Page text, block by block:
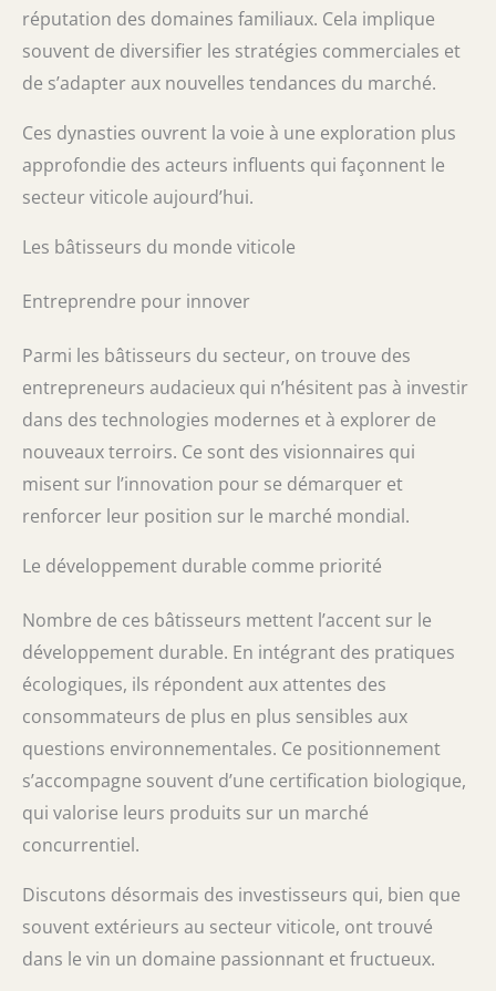
réputation des domaines familiaux. Cela implique
souvent de diversifier les stratégies commerciales et
de s’adapter aux nouvelles tendances du marché.
Ces dynasties ouvrent la voie à une exploration plus
approfondie des acteurs influents qui façonnent le
secteur viticole aujourd’hui.
Les bâtisseurs du monde viticole
Entreprendre pour innover
Parmi les bâtisseurs du secteur, on trouve des
entrepreneurs audacieux qui n’hésitent pas à investir
dans des technologies modernes et à explorer de
nouveaux terroirs. Ce sont des visionnaires qui
misent sur l’innovation pour se démarquer et
renforcer leur position sur le marché mondial.
Le développement durable comme priorité
Nombre de ces bâtisseurs mettent l’accent sur le
développement durable. En intégrant des pratiques
écologiques, ils répondent aux attentes des
consommateurs de plus en plus sensibles aux
questions environnementales. Ce positionnement
s’accompagne souvent d’une certification biologique,
qui valorise leurs produits sur un marché
concurrentiel.
Discutons désormais des investisseurs qui, bien que
souvent extérieurs au secteur viticole, ont trouvé
dans le vin un domaine passionnant et fructueux.